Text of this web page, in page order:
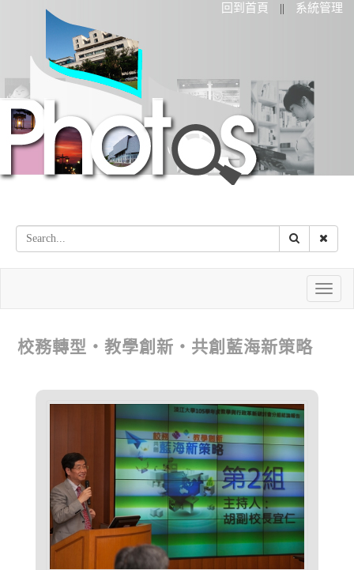
回到首頁 系統管理
Toggle
校務轉型‧教學創新‧共創藍海新策略